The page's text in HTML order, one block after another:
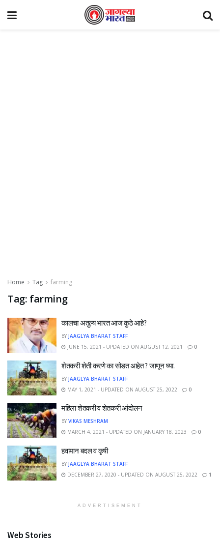
Home Tag farming
Tag: farming
कालचा अतुल्य भारत आज कुठे आहे?
BY JAAGLYA BHARAT STAFF
JUNE 15, 2021 - UPDATED ON AUGUST 12, 2021
0
शेतकरी शेती करणे का सोडत आहेत ? जाणून घ्या.
BY JAAGLYA BHARAT STAFF
MAY 1, 2021 - UPDATED ON AUGUST 25, 2022
0
महिला शेतकरी व शेतकरी आंदोलन
BY VIKAS MESHRAM
MARCH 4, 2021 - UPDATED ON JANUARY 18, 2023
0
हवामान बदल व कृषी
BY JAAGLYA BHARAT STAFF
DECEMBER 27, 2020 - UPDATED ON AUGUST 25, 2022
1
ADVERTISEMENT
Web Stories